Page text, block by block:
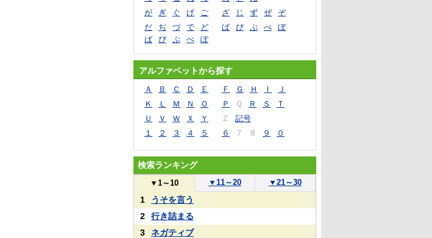
が
ぎ ぐ げ ご ざ じ ず ぜ
ぞ
だ
ぢ づ で ど ば び ぶ べ
ぼ
ぱ
ぴ ぷ ぺ ぽ
アルファベットから探す
Ａ Ｂ Ｃ Ｄ Ｅ Ｆ Ｇ Ｈ Ｉ
Ｊ
Ｋ
Ｌ Ｍ Ｎ Ｏ Ｐ Ｑ Ｒ Ｓ
Ｔ
Ｕ
Ｖ Ｗ Ｘ Ｙ Ｚ
記号
１
２ ３ ４ ５ ６ ７ ８ ９ ０
検索ランキング
▼ 1～10 ▼ 11～20 ▼ 21～30
1
うそを言う
2
行き詰まる
3
ネガティブ